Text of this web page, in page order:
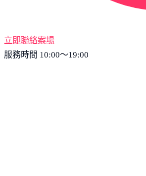
立即聯絡案場
服務時間 10:00～19:00